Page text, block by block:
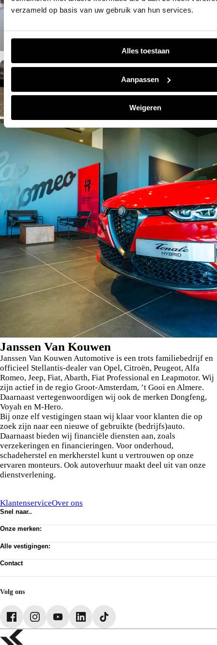
verzameld op basis van uw gebruik van hun services.
Alles toestaan
Aanpassen
Weigeren
Informatie over leasen
VERHUUR
Huur hier uw auto
Janssen Van Kouwen
Janssen Van Kouwen Automotive is een trots familiebedrijf en
officieel Stellantis-dealer van Opel, Citroën, Peugeot, Alfa
Romeo, Jeep, Fiat, Abarth, Fiat Professional en Leapmotor. Wij
zijn actief in de regio Groot-Amsterdam, ’t Gooi en Almere.
Daarnaast vertegenwoordigen wij ook de merken Dongfeng,
Voyah en M-Hero.
Bij onze elf vestigingen staan wij klaar voor klanten die op
zoek zijn naar een nieuwe of gebruikte (bedrijfs)auto.
Daarnaast bieden wij financiële diensten aan, zoals
verzekeringen en financieringen. Voor onderhoud,
schadeherstel en merkherstel kunt u vertrouwen op onze
ervaren monteurs. Ook autoverhuur maakt deel uit van onze
dienstverlening.
KlantenserviceOver ons
Snel naar..
Werkplaats afspraak
Privacy verklaring
Cookie toestemming wijzigen
Onze merken:
Alfa Romeo
Dongfeng
Jeep
Lancia
Opel
Peugeot
Voyah
Alle vestigingen:
Almere Occasion
Mijdrecht
Huizen
Rebel Autoschade Huizen
Schadeherstel Hoofddorp
Contact
Acties
Volg ons